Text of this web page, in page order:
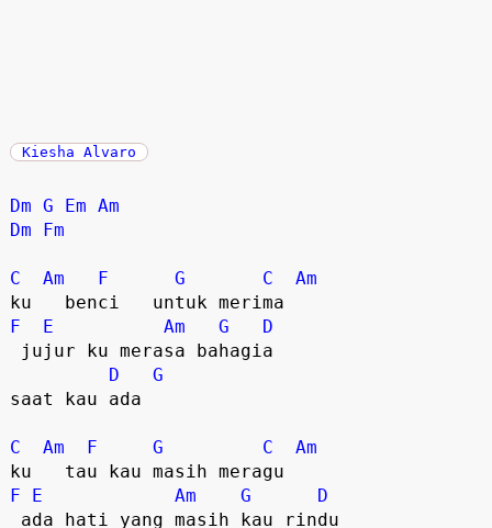
Kiesha Alvaro
Dm G Em Am
Dm
Fm
C Am F G C
Am
F
E Am G
D
D
G
saat kau ada
C Am F G C
Am
F
E Am G
D